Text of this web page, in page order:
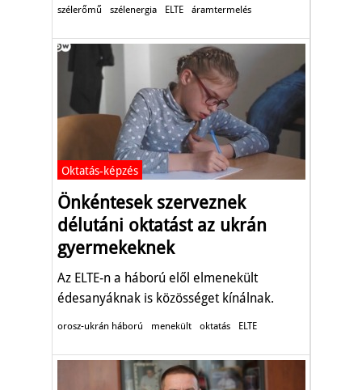
szélerőmű szélenergia ELTE áramtermelés
Oktatás-képzés
Önkéntesek szerveznek
délutáni oktatást az ukrán
gyermekeknek
Az ELTE-n a háború elől elmenekült
édesanyáknak is közösséget kínálnak.
orosz-ukrán háború menekült oktatás ELTE